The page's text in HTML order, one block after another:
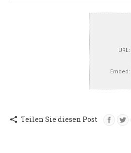
URL:
Embed:
Teilen Sie diesen Post